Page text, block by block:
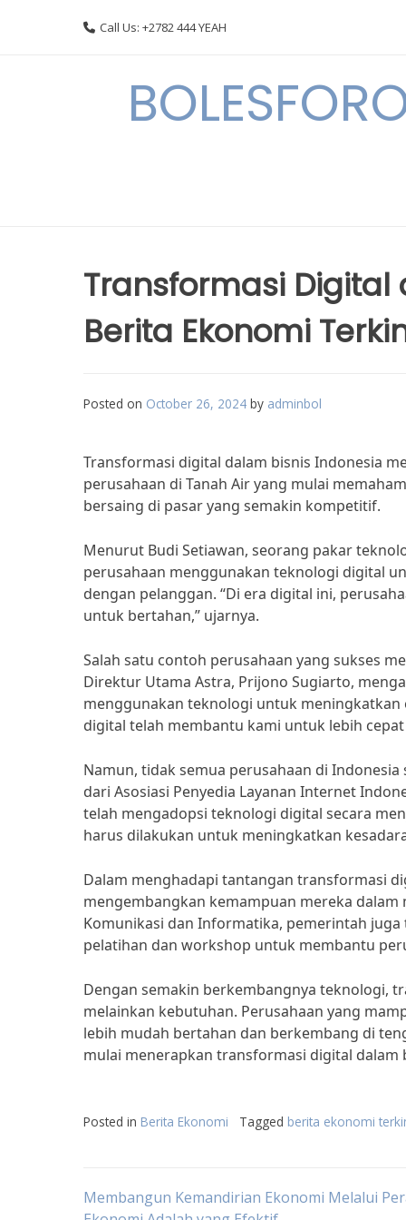
Call Us: +2782 444 YEAH
Transformasi Digital
Berita Ekonomi
Posted on October 26, 2024 by adminbol
Transformasi digital dalam bisnis Indonesia
perusahaan di Tanah Air yang mulai
bersaing di pasar yang semakin kompetitif.
Menurut Budi Setiawan, seorang pakar
perusahaan menggunakan teknologi digital
dengan pelanggan. “Di era digital ini,
untuk bertahan,” ujarnya.
Salah satu contoh perusahaan yang sukses
Direktur Utama Astra, Prijono Sugiarto,
menggunakan teknologi untuk meningkatkan
digital telah membantu kami untuk lebih
Namun, tidak semua perusahaan di
dari Asosiasi Penyedia Layanan Internet
telah mengadopsi teknologi digital secara
harus dilakukan untuk meningkatkan
Dalam menghadapi tantangan transformasi
mengembangkan kemampuan mereka
Komunikasi dan Informatika, pemerintah
pelatihan dan workshop untuk membantu
Dengan semakin berkembangnya teknologi,
melainkan kebutuhan. Perusahaan yang
lebih mudah bertahan dan berkembang di
mulai menerapkan transformasi digital dalam
Posted in Berita Ekonomi Tagged berita ekonomi
Post
Membangun Kemandirian Ekonomi Melalui